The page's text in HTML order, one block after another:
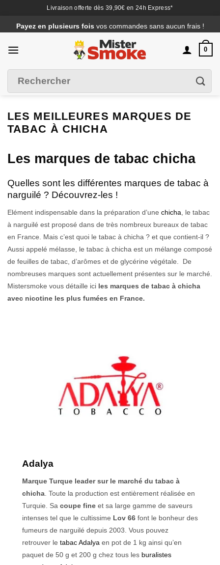
Livraison offerte dès 39,90€ en 24h Express*
au
contenu
Payez en plusieurs fois vos commandes sans aucun frais !
0
pour :
LES MEILLEURES MARQUES DE
TABAC À CHICHA
Les marques de tabac chicha
Quelles sont les différentes marques de tabac à
narguilé ? Découvrez-les !
Elément indispensable dans la préparation d’une chicha , le tabac
à narguilé est proposé dans de très nombreux bureaux de tabac
en France. Mais c’est quoi le tabac à chicha ? et que contient-il ?
Aussi appelé mélasse, le tabac à chicha est un mélange composé
de feuilles de tabac, d’arômes et de glycérine végétale. De
nombreuses marques sont actuellement présentes sur le marché.
Mistersmoke vous détaille ici les marques de tabac à chicha
avec nicotine les plus fumées en France.
Adalya
Marque Turque leader sur le marché du tabac à
chicha . Toute la production est entièrement réalisée en
Turquie. Sa coupe fine et sa large gamme de saveurs
intenses tel que le cultissime Lov 66 font le bonheur des
fumeurs de narguilé depuis 2003. Vous pouvez
retrouver le tabac Adalya en pot de 1 kg ainsi qu’en
paquet de 50 g et 200 g chez tous les buralistes